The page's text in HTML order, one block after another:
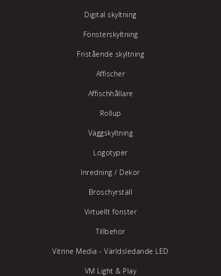
Digital skyltning
Fönsterskyltning
Fristående skyltning
Affischer
Affischhållare
Rollup
Väggskyltning
Logotyper
Inredning / Dekor
Broschyrställ
Virtuellt fönster
Tillbehör
Vitrine Media - Världsledande LED
VM Light & Play